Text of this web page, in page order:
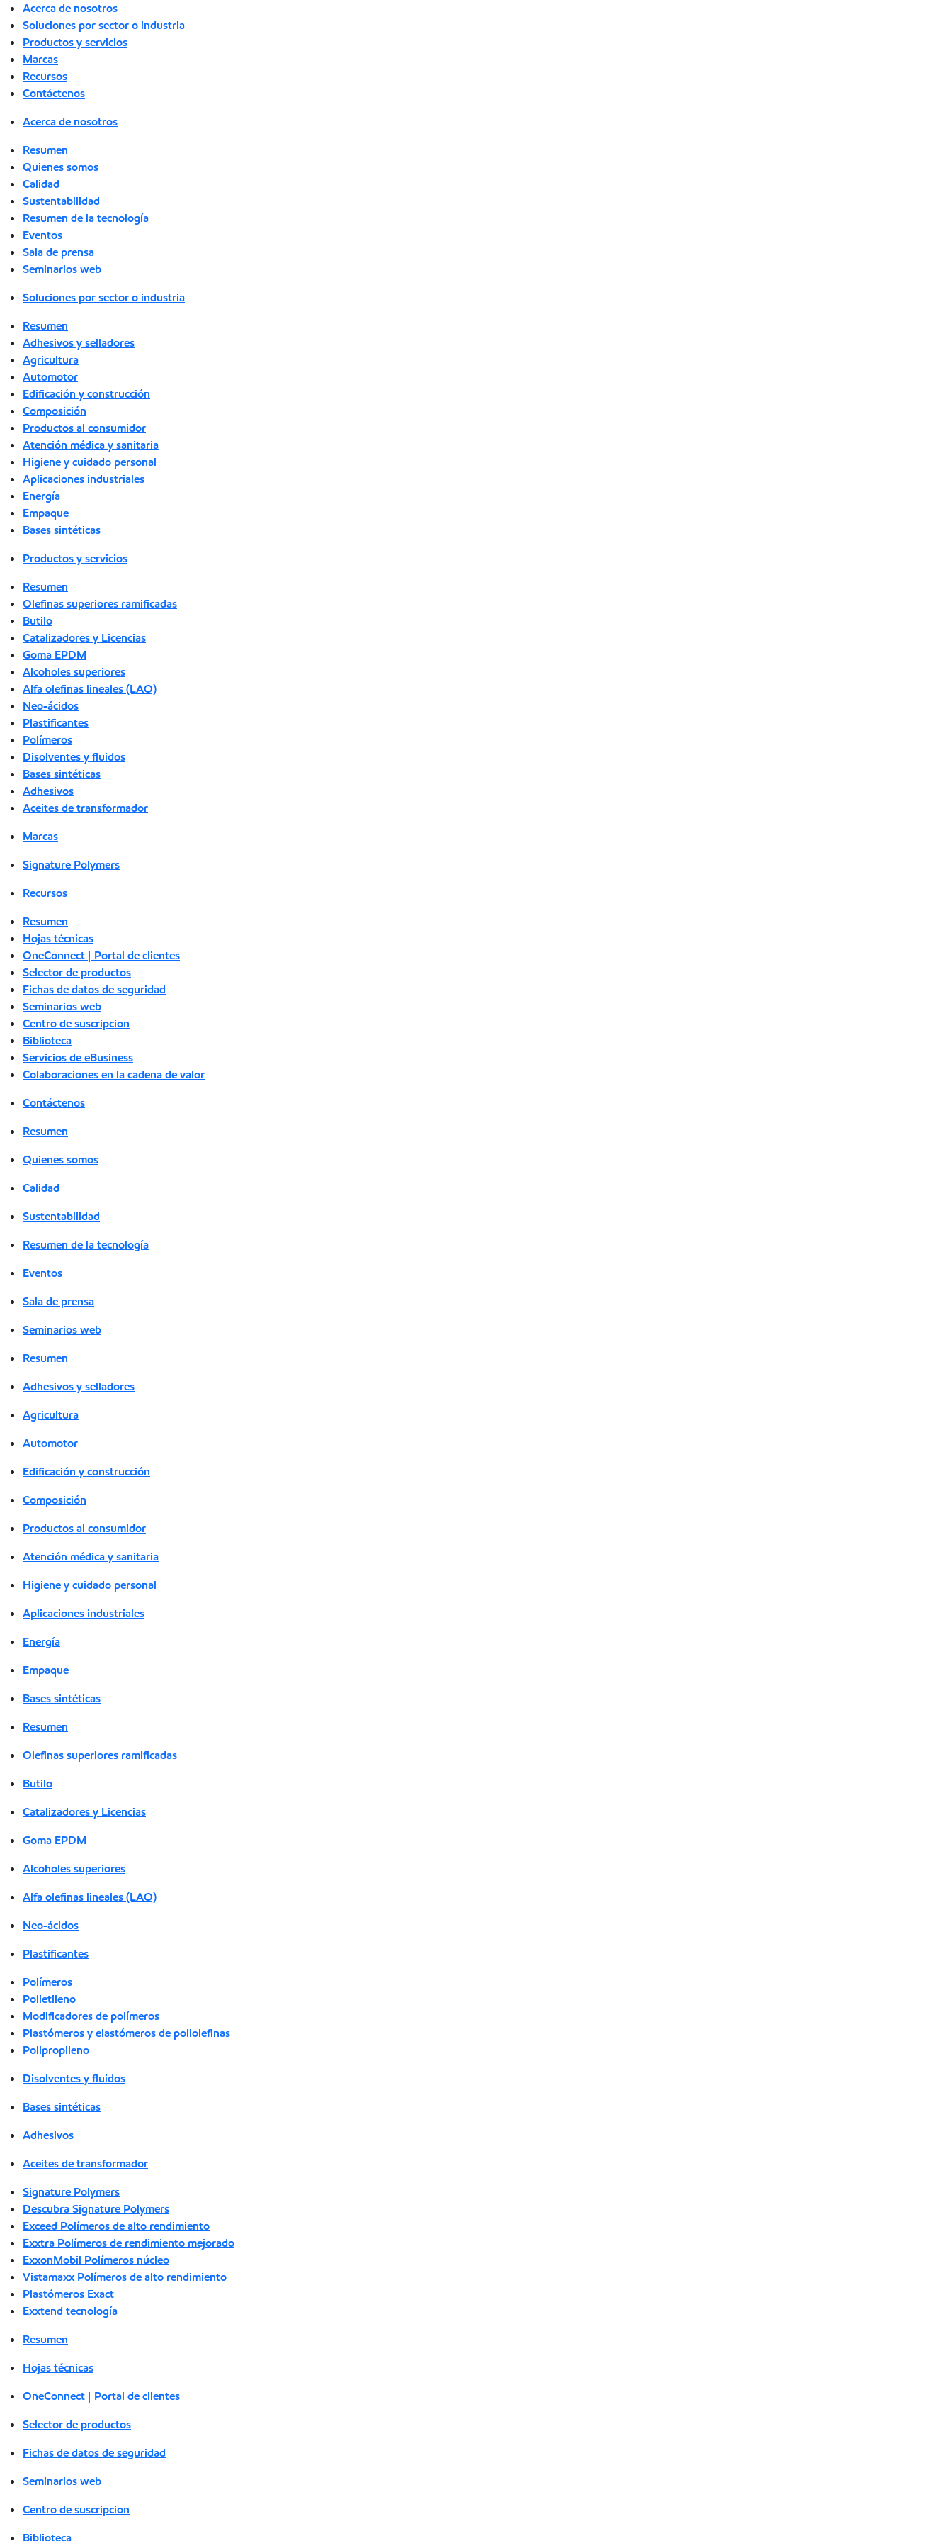
Acerca de nosotros
Soluciones por sector o industria
Productos y servicios
Marcas
Recursos
Contáctenos
Acerca de nosotros
Resumen
Quienes somos
Calidad
Sustentabilidad
Resumen de la tecnología
Eventos
Sala de prensa
Seminarios web
Soluciones por sector o industria
Resumen
Adhesivos y selladores
Agricultura
Automotor
Edificación y construcción
Composición
Productos al consumidor
Atención médica y sanitaria
Higiene y cuidado personal
Aplicaciones industriales
Energía
Empaque
Bases sintéticas
Productos y servicios
Resumen
Olefinas superiores ramificadas
Butilo
Catalizadores y Licencias
Goma EPDM
Alcoholes superiores
Alfa olefinas lineales (LAO)
Neo-ácidos
Plastificantes
Polímeros
Disolventes y fluidos
Bases sintéticas
Adhesivos
Aceites de transformador
Marcas
Signature Polymers
Recursos
Resumen
Hojas técnicas
OneConnect | Portal de clientes
Selector de productos
Fichas de datos de seguridad
Seminarios web
Centro de suscripcion
Biblioteca
Servicios de eBusiness
Colaboraciones en la cadena de valor
Contáctenos
Resumen
Quienes somos
Calidad
Sustentabilidad
Resumen de la tecnología
Eventos
Sala de prensa
Seminarios web
Resumen
Adhesivos y selladores
Agricultura
Automotor
Edificación y construcción
Composición
Productos al consumidor
Atención médica y sanitaria
Higiene y cuidado personal
Aplicaciones industriales
Energía
Empaque
Bases sintéticas
Resumen
Olefinas superiores ramificadas
Butilo
Catalizadores y Licencias
Goma EPDM
Alcoholes superiores
Alfa olefinas lineales (LAO)
Neo-ácidos
Plastificantes
Polímeros
Polietileno
Modificadores de polímeros
Plastómeros y elastómeros de poliolefinas
Polipropileno
Disolventes y fluidos
Bases sintéticas
Adhesivos
Aceites de transformador
Signature Polymers
Descubra Signature Polymers
Exceed Polímeros de alto rendimiento
Exxtra Polímeros de rendimiento mejorado
ExxonMobil Polímeros núcleo
Vistamaxx Polímeros de alto rendimiento
Plastómeros Exact
Exxtend tecnología
Resumen
Hojas técnicas
OneConnect | Portal de clientes
Selector de productos
Fichas de datos de seguridad
Seminarios web
Centro de suscripcion
Biblioteca